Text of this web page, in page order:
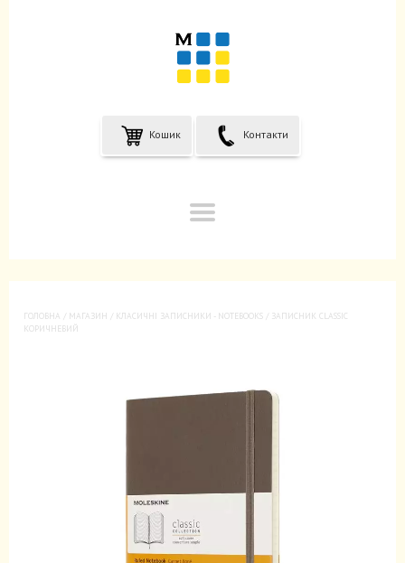
Кошик Контакти
ГОЛОВНА / МАГАЗИН / KЛАСИЧНІ ЗАПИСНИКИ - NOTEBOOKS / ЗАПИСНИК CLASSIC
КОРИЧНЕВИЙ